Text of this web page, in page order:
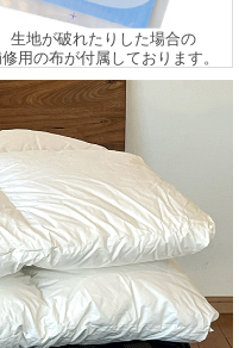
生地が破れたりした場合の
用の布が付属しております。